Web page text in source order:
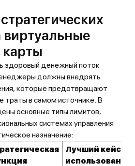
здоровый денежный поток
должны внедрять
которые предотвращают
траты в самом источнике. В
основные типы лимитов,
системах управления
назначение:
Лучший кейс
использования